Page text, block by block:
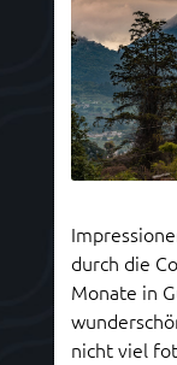
durch die
Monate in
nicht viel